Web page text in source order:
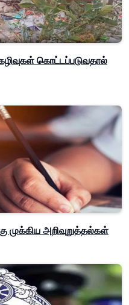
கொட்டப்படுவதால்
முக்கிய அறிவுறுத்தல்கள்